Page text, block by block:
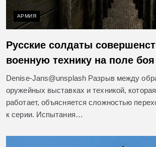
АРМИЯ
Русские солдаты
военную технику на поле боя
Denise-Jans@unsplash Разрыв между
оружейных выставках и техникой,
работает, объясняется сложностью
к серии. Испытания…